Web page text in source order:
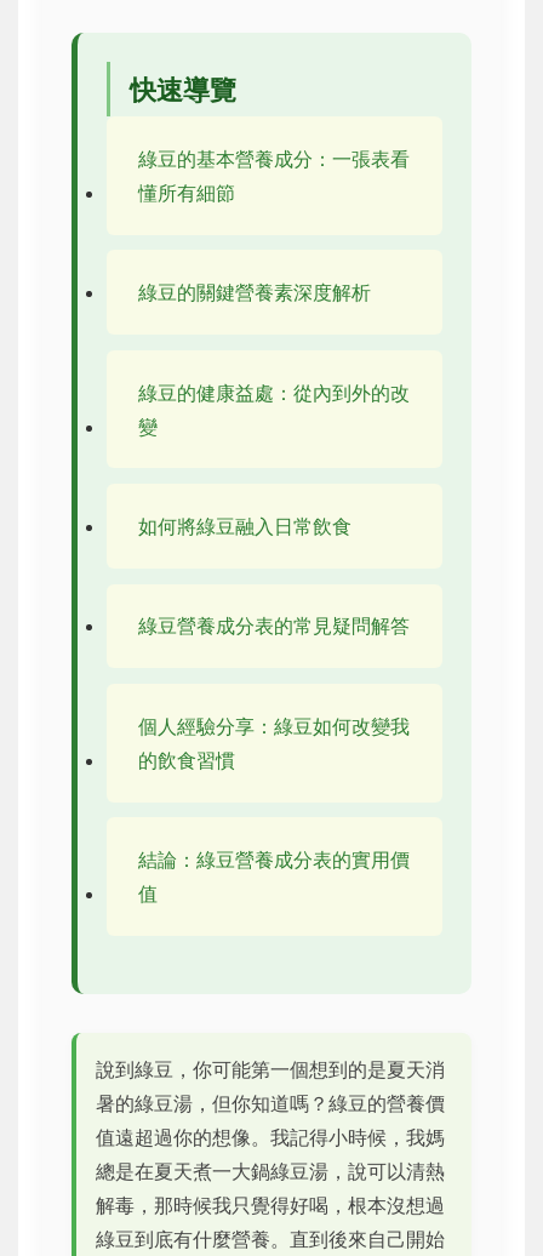
快速導覽
綠豆的基本營養成分：一張表看
懂所有細節
綠豆的關鍵營養素深度解析
綠豆的健康益處：從內到外的改
變
如何將綠豆融入日常飲食
綠豆營養成分表的常見疑問解答
個人經驗分享：綠豆如何改變我
的飲食習慣
結論：綠豆營養成分表的實用價
值
說到綠豆，你可能第一個想到的是夏天消
暑的綠豆湯，但你知道嗎？綠豆的營養價
值遠超過你的想像。我記得小時候，我媽
總是在夏天煮一大鍋綠豆湯，說可以清熱
解毒，那時候我只覺得好喝，根本沒想過
綠豆到底有什麼營養。直到後來自己開始